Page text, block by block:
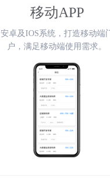
移动APP
安卓及IOS系统，打造移动端
户，满足移动端使用需求。